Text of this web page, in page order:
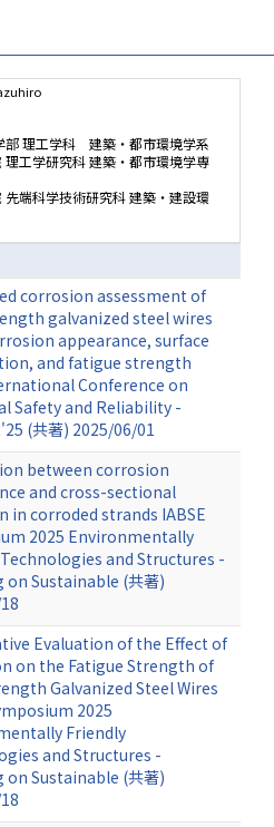
部 理工学科 建築・都市環境学系
理工学研究科 建築・都市環境学専
先端科学技術研究科 建築・建設環
corrosion assessment of
galvanized steel wires
appearance, surface
and fatigue strength
Conference on
Safety and Reliability -
(共著) 2025/06/01
between corrosion
and cross-sectional
in corroded strands IABSE
2025 Environmentally
and Structures -
on Sustainable (共著)
Evaluation of the Effect of
on the Fatigue Strength of
Galvanized Steel Wires
2025
Friendly
and Structures -
on Sustainable (共著)